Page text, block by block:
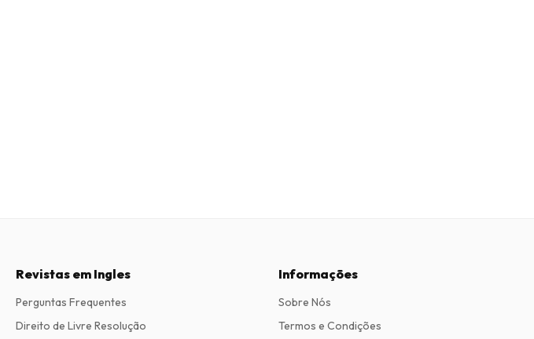
Revistas em Ingles
Perguntas Frequentes
Direito de Livre Resolução
Informações
Sobre Nós
Termos e Condições